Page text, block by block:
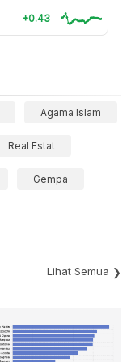
+0.43
Agama Islam
Real Estat
Gempa
Lihat Semua